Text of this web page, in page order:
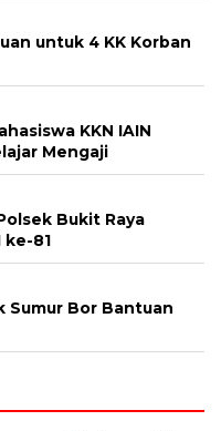
untuk 4 KK Korban
KKN IAIN
Mengaji
Bukit Raya
ke-81
Sumur Bor Bantuan